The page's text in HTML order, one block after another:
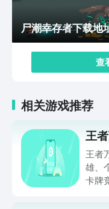
尸潮幸存者下载地
查
相关游戏推荐
王
王者
雄、
卡牌